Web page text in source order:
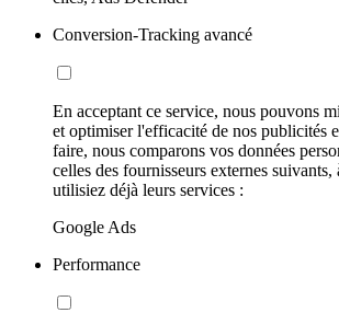
Conversion-Tracking avancé
En acceptant ce service, nous pouvons
et optimiser l'efficacité de nos publicités
faire, nous comparons vos données
celles des fournisseurs externes
utilisiez déjà leurs services :
Google Ads
Performance